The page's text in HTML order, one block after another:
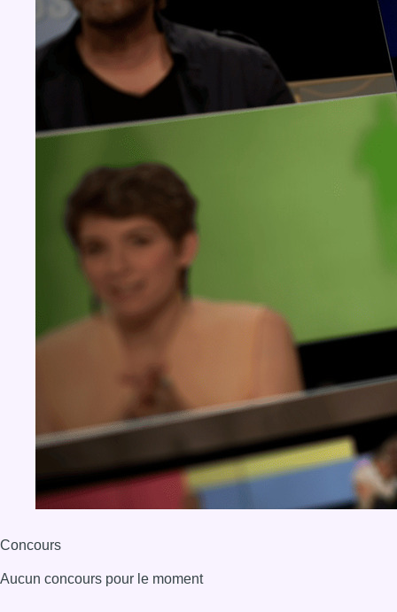
Concours
Aucun concours pour le moment